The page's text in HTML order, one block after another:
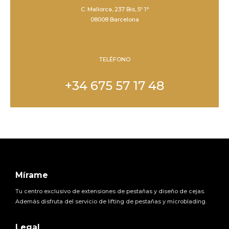
C. Mallorca, 237 Bis, 5º 1ª
08008 Barcelona
TELÉFONO
+34 675 57 17 48
Mírame
Tu centro exclusivo de extensiones de pestañas y diseño de cejas.
Además disfruta del servicio de lifting de pestañas y microblading.